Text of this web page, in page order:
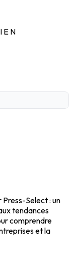
Press-Select : un
tendances
comprendre
et la